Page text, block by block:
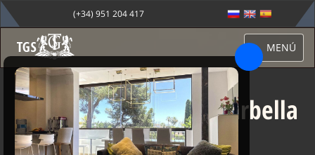
(+34) 951 204 417
MENÚ
Villa Sierra Blanca, Marbella
Mila de Oro